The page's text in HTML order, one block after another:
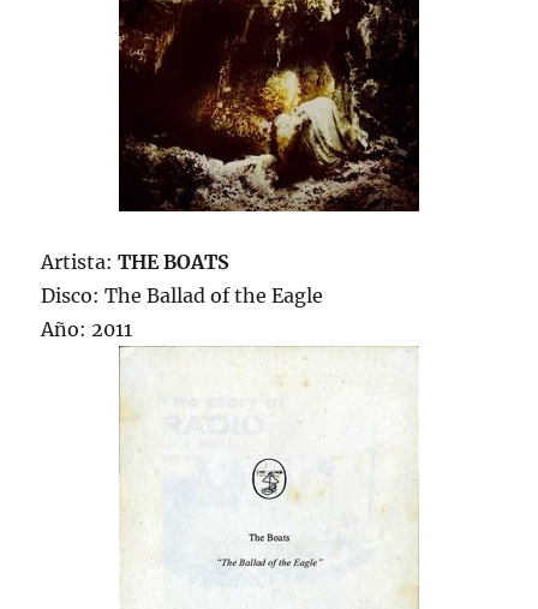
Artista:THE BOATS
Disco: The Ballad of the Eagle
Año: 2011